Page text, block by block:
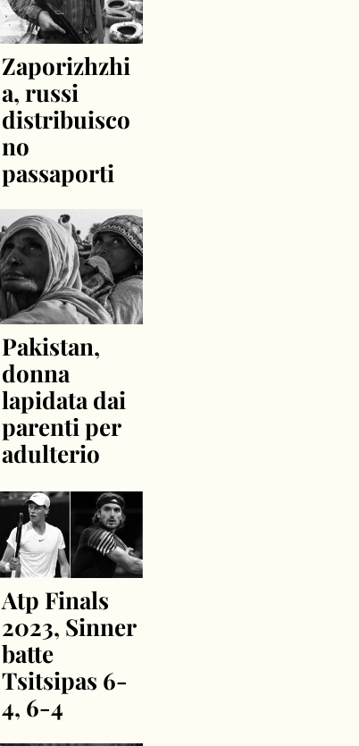
Zaporizhzhi
a, russi
distribuisco
no
passaporti
Pakistan,
donna
lapidata dai
parenti per
adulterio
Atp Finals
2023, Sinner
batte
Tsitsipas 6-
4, 6-4